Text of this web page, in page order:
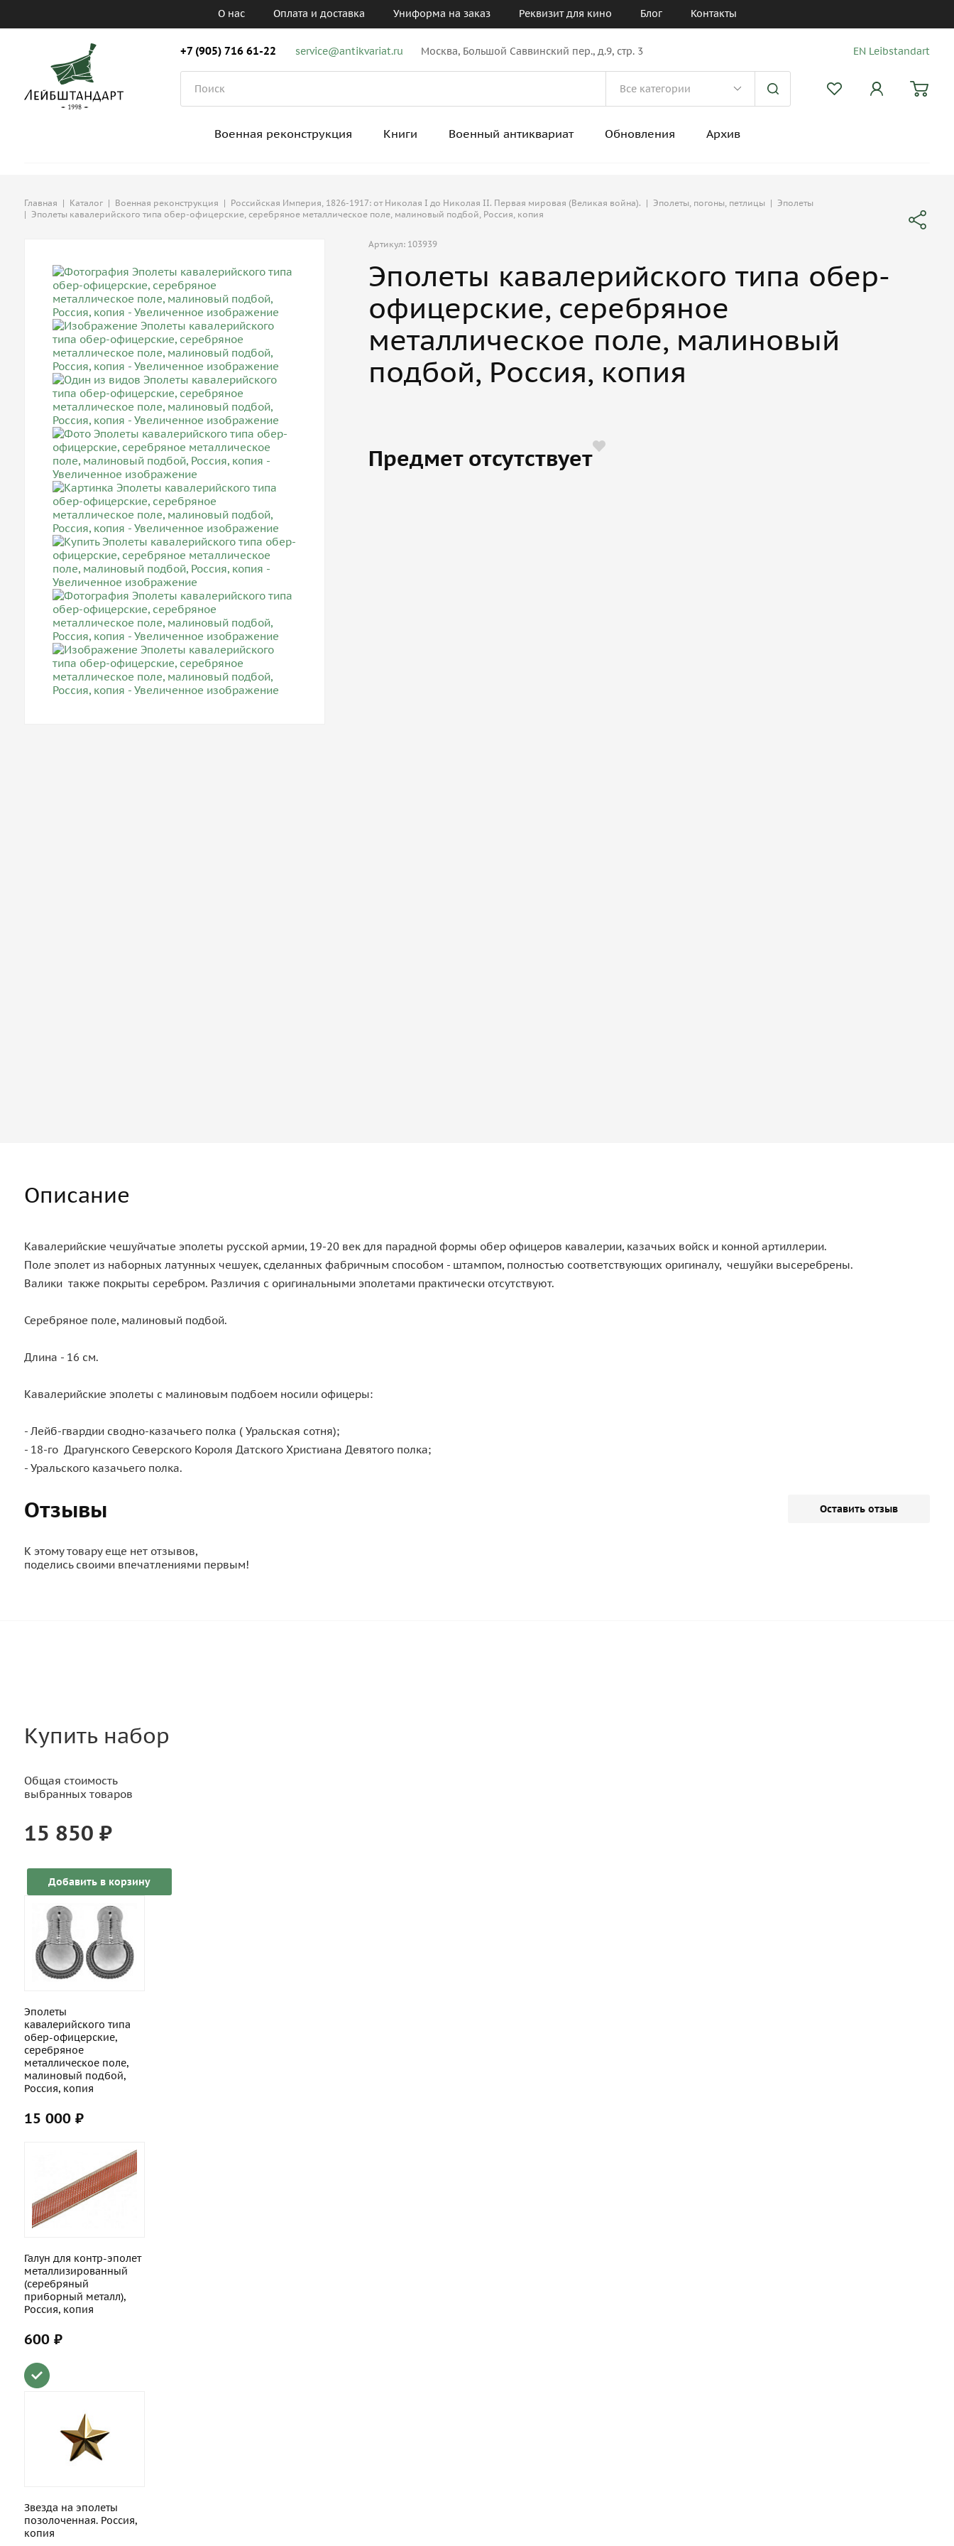
О нас Оплата и доставка Униформа на заказ Реквизит для кино Блог Контакты
+7 (905) 716 61-22 service@antikvariat.ru Москва, Большой Саввинский пер., д.9, стр. 3 EN Leibstandart
Военная реконструкция Книги Военный антиквариат Обновления Архив
Главная | Каталог | Военная реконструкция | Российская Империя, 1826-1917: от Николая I до Николая II. Первая мировая (Великая война). | Эполеты, погоны, петлицы | Эполеты
| Эполеты кавалерийского типа обер-офицерские, серебряное металлическое поле, малиновый подбой, Россия, копия
Артикул: 103939
Эполеты кавалерийского типа обер-
офицерские, серебряное
металлическое поле, малиновый
подбой, Россия, копия
Предмет отсутствует
Описание
Кавалерийские чешуйчатые эполеты русской армии, 19-20 век для парадной формы обер офицеров кавалерии, казачьих войск и конной артиллерии.
Поле эполет из наборных латунных чешуек, сделанных фабричным способом - штампом, полностью соответствующих оригиналу, чешуйки высеребрены.
Валики также покрыты серебром. Различия с оригинальными эполетами практически отсутствуют.
Серебряное поле, малиновый подбой.
Длина - 16 см.
Кавалерийские эполеты с малиновым подбоем носили офицеры:
- Лейб-гвардии сводно-казачьего полка ( Уральская сотня);
- 18-го Драгунского Северского Короля Датского Христиана Девятого полка;
- Уральского казачьего полка.
Отзывы Оставить отзыв
К этому товару еще нет отзывов,
поделись своими впечатлениями первым!
Купить набор
Общая стоимость
выбранных товаров
15 850 ₽
Добавить в корзину
Эполеты
кавалерийского типа
обер-офицерские,
серебряное
металлическое поле,
малиновый подбой,
Россия, копия
15 000 ₽
Галун для контр-эполет
металлизированный
(серебряный
приборный металл),
Россия, копия
600 ₽
Звезда на эполеты
позолоченная. Россия,
копия